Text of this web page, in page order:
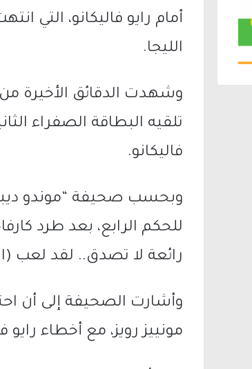
الليجا.
وشهدت الدقائق الأخيرة من
تلقيه البطاقة الصفراء
فاليكانو.
وبحسب صحيفة “موندو
للحكم الرابع، بعد طرد
رائعة لا تصدق.. لقد لعب
وأشارت الصحيفة إلى أن
مونييز رويز، مع أخطاء